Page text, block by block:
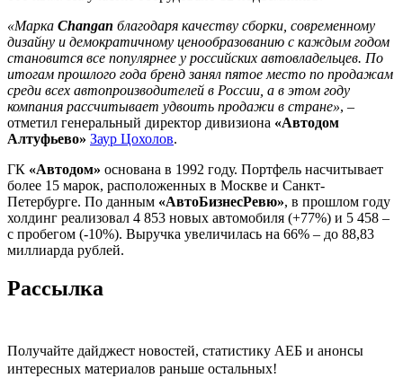
«Марка Changan благодаря качеству сборки, современному
дизайну и демократичному ценообразованию с каждым годом
становится все популярнее у российских автовладельцев. По
итогам прошлого года бренд занял пятое место по продажам
среди всех автопроизводителей в России, а в этом году
компания рассчитывает удвоить продажи в стране», –
отметил генеральный директор дивизиона «Автодом
Алтуфьево» Заур Цохолов.
ГК «Автодом» основана в 1992 году. Портфель насчитывает
более 15 марок, расположенных в Москве и Санкт-
Петербурге. По данным «АвтоБизнесРевю», в прошлом году
холдинг реализовал 4 853 новых автомобиля (+77%) и 5 458 –
с пробегом (-10%). Выручка увеличилась на 66% – до 88,83
миллиарда рублей.
Рассылка
Получайте дайджест новостей, статистику АЕБ и анонсы
интересных материалов раньше остальных!